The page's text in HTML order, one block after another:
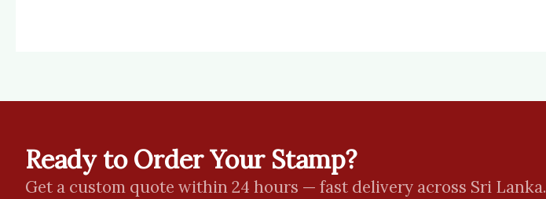
Ready to Order Your Stamp?
Get a custom quote within 24 hours — fast delivery across Sri Lanka.